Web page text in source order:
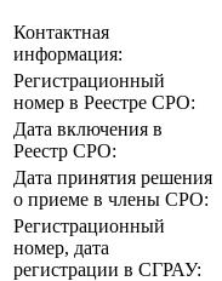
Контактная
информация:
Регистрационный
номер в Реестре СРО:
Дата включения в
Реестр СРО:
Дата принятия решения
о приеме в члены СРО:
Регистрационный
номер, дата
регистрации в СГРАУ: